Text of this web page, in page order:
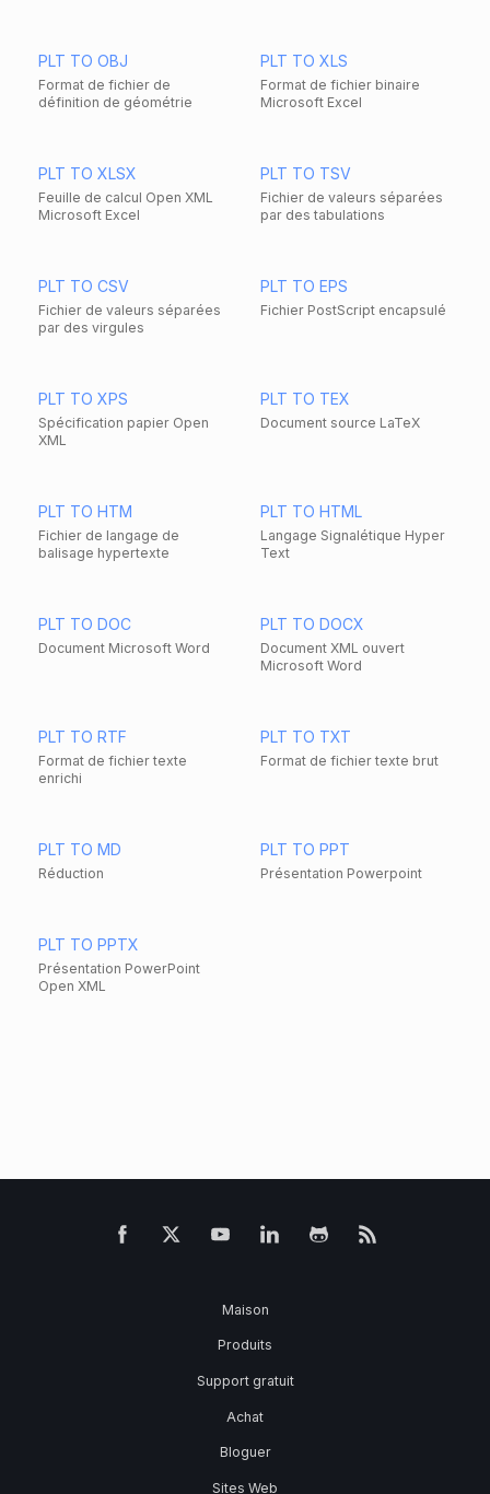
PLT TO OBJ
Format de fichier de
définition de géométrie
PLT TO XLS
Format de fichier binaire
Microsoft Excel
PLT TO XLSX
Feuille de calcul Open XML
Microsoft Excel
PLT TO TSV
Fichier de valeurs séparées
par des tabulations
PLT TO CSV
Fichier de valeurs séparées
par des virgules
PLT TO EPS
Fichier PostScript encapsulé
PLT TO XPS
Spécification papier Open
XML
PLT TO TEX
Document source LaTeX
PLT TO HTM
Fichier de langage de
balisage hypertexte
PLT TO HTML
Langage Signalétique Hyper
Text
PLT TO DOC
Document Microsoft Word
PLT TO DOCX
Document XML ouvert
Microsoft Word
PLT TO RTF
Format de fichier texte
enrichi
PLT TO TXT
Format de fichier texte brut
PLT TO MD
Réduction
PLT TO PPT
Présentation Powerpoint
PLT TO PPTX
Présentation PowerPoint
Open XML
Maison
Produits
Support gratuit
Achat
Bloguer
Sites Web